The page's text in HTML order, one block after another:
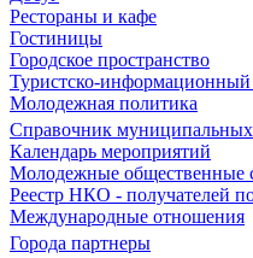
Рестораны и кафе
Гостиницы
Городское пространство
Туристско-
Молодежная политика
Справочник
Календарь мероприятий
Молодежные общественные
Реестр НКО - получателей
Международные отношения
Города партнеры